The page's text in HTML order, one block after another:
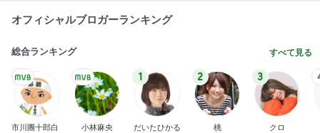
オフィシャルブロガーランキング
総合ランキング すべて見る
市川團十郎白
小林麻央
1
だいたひかる
2
桃
3
クロ